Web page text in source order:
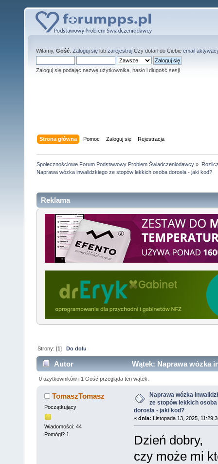
Witamy, Gość Zaloguj się lub zarejestruj .Czy dotarł do Ciebie email
Zaloguj się podając nazwę użytkownika, hasło i długość sesji
Strona główna Pomoc Zaloguj się Rejestracja
Społecznościowe Forum Podstawowy Problem Świadczeniodawcy »
Naprawa wózka inwalidzkiego ze stopów lekkich osoba dorosła - jaki kod?
Reklama
Strony: [1] Do dołu
Autor
Wątek: Naprawa wózka
osoba dorosła - jaki kod? (Przeczytany 4759 razy)
0 użytkowników i 1 Gość przegląda ten wątek.
TomaszTomasz
Początkujący
Wiadomości: 44
Pomógł? 1
Naprawa wózka
ze stopów lekkich osoba
dorosła - jaki kod?
« dnia: Listopada 13, 2025,
Dzień dobry,
czy może mi